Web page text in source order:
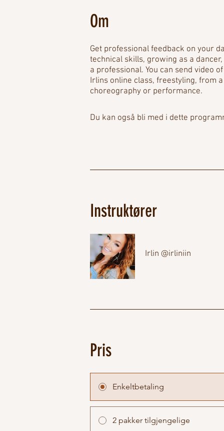
Om
Get professional feedback on your
technical skills, growing as a
a professional. You can send video
Irlins online class, freestyling, from
choreography or performance.
Du kan også bli med i dette
Instruktører
Irlin @irliniin
Pris
Enkeltbetaling
2 pakker tilgjengelige